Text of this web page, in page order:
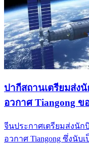
ปากีสถานเตรียมส่ง
อวกาศ Tiangong ข
จีนประกาศเตรียมส่งนั
อวกาศ Tiangong ซึ่งนั